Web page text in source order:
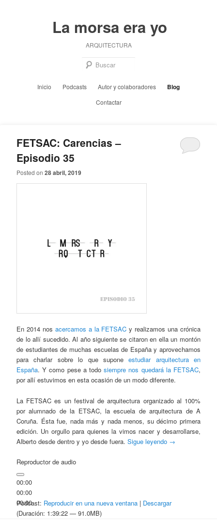
La morsa era yo
ARQUITECTURA
Inicio Podcasts Autor y colaboradores Blog
Contactar
FETSAC: Carencias –
Episodio 35
Posted on28 abril, 2019
En 2014 nos acercamos a la FETSACy realizamos una crónica
de lo allí sucedido. Al año siguiente se citaron en ella un montón
de estudiantes de muchas escuelas de España y aprovechamos
para charlar sobre lo que suponeestudiar arquitectura en
España. Y como pese a todosiempre nos quedará la FETSAC,
por allí estuvimos en esta ocasión de un modo diferente.
La FETSAC es un festival de arquitectura organizado al 100%
por alumnado de la ETSAC, la escuela de arquitectura de A
Coruña. Ésta fue, nada más y nada menos, su décimo primera
edición. Un orgullo para quienes la vimos nacer y desarrollarse,
Alberto desde dentro y yo desde fuera.Sigue leyendo →
Reproductor de audio
00:00
00:00
00:00
Podcast: Reproducir en una nueva ventana | Descargar
(Duración: 1:39:22 — 91.0MB)